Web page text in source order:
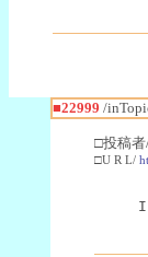
■22999 /
□投稿
□U R L/
I